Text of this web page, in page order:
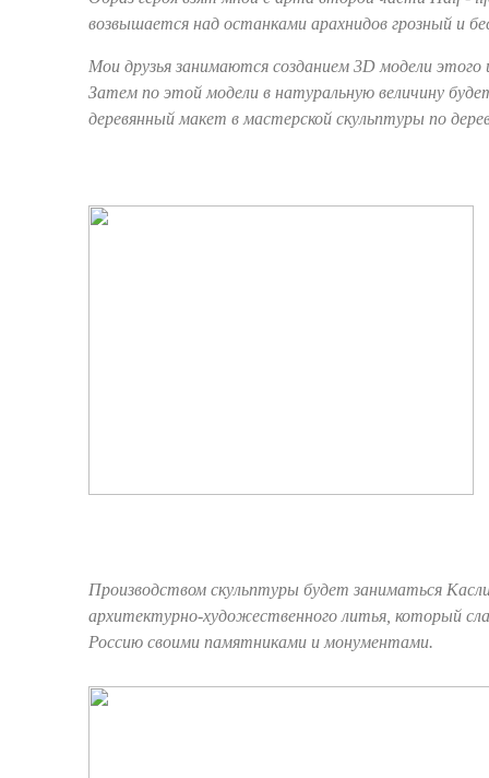
возвышается над останками арахнидов грозный и
Мои друзья занимаются созданием 3D модели этого
Затем по этой модели в натуральную величину
деревянный макет в мастерской скульптуры по
Производством скульптуры будет заниматься
архитектурно-художественного литья, который
Россию своими памятниками и монументами.